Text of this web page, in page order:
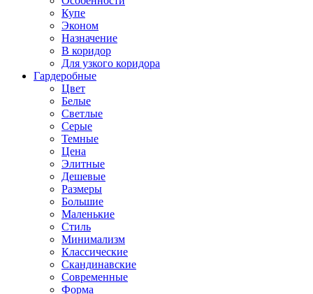
Купе
Эконом
Назначение
В коридор
Для узкого коридора
Гардеробные
Цвет
Белые
Светлые
Серые
Темные
Цена
Элитные
Дешевые
Размеры
Большие
Маленькие
Стиль
Минимализм
Классические
Скандинавские
Современные
Форма